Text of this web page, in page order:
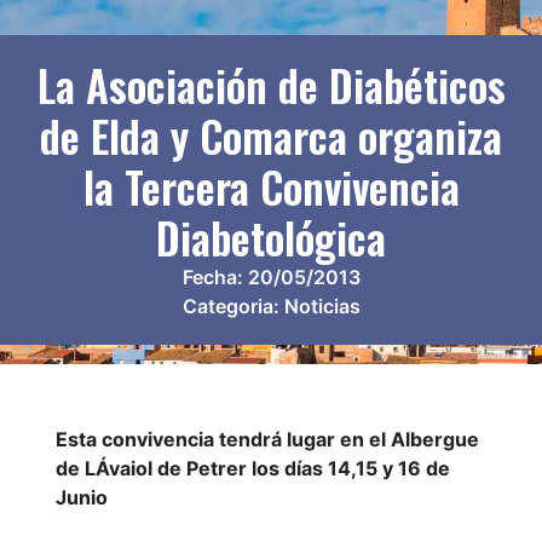
La Asociación de Diabéticos
de Elda y Comarca organiza
la Tercera Convivencia
Diabetológica
Fecha: 20/05/2013
Categoria: Noticias
Esta convivencia tendrá lugar en el Albergue
de LÁvaiol de Petrer los días 14,15 y 16 de
Junio